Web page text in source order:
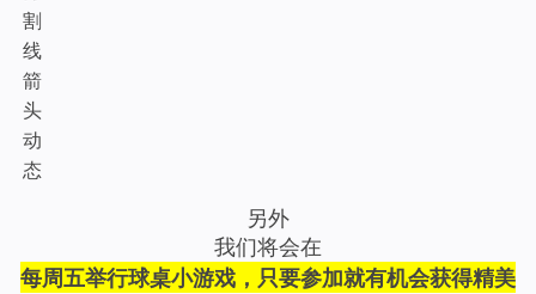
另外
我们将会在
每周五举行球桌小游戏 ， 只要参加就有机会获得精美